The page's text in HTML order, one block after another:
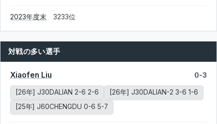
2023年度末 3233位
対戦の多い選手
Xiaofen Liu 0-3
[26年] J30DALIAN 2-6 2-6
[26年] J30DALIAN-2 3-6 1-6
[25年] J60CHENGDU 0-6 5-7